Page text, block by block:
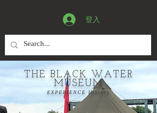
登入
THE BLACK WATER
MUSEUM
EXPERIENCE History